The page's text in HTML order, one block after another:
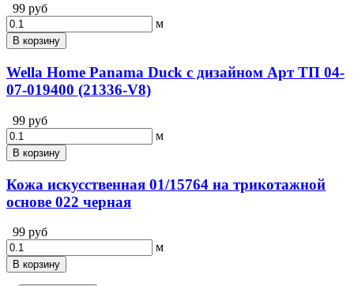
99 руб
м
В корзину
Wella Home Panama Duck с дизайном Арт ТП 04-
07-019400 (21336-V8)
99 руб
м
В корзину
Кожа искусственная 01/15764 на трикотажной
основе 022 черная
99 руб
м
В корзину